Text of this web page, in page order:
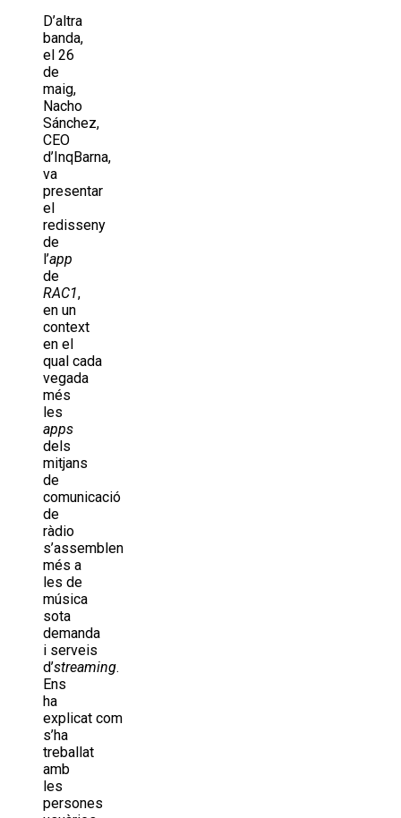
D’altra
banda,
el 26
de
maig,
Nacho
Sánchez,
CEO
d’InqBarna,
va
presentar
el
redisseny
de
l’app
de
RAC1,
en un
context
en el
qual cada
vegada
més
les
apps
dels
mitjans
de
comunicació
de
ràdio
s’assemblen
més a
les de
música
sota
demanda
i serveis
d’streaming.
Ens
ha
explicat com
s’ha
treballat
amb
les
persones